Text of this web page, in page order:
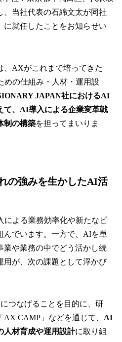
、当社代表の石綿文太が同社
に就任したことをお知らせい
、AXがこれまで培ってきた
めの仕組み・人材・運用設
JAPAN社におけるAI
て、AI導入による企業変革戦
制の構築を担ってまいりま
の強みを生かしたAI活
による業務効率化や新たなビ
んでいます。一方で、AIを単
業や業務の中でどう活かし続
用が、次の課題として浮かび
つなげることを目的に、研
CAMP」などを通じて、 AI
人材育成や運用設計に取り組